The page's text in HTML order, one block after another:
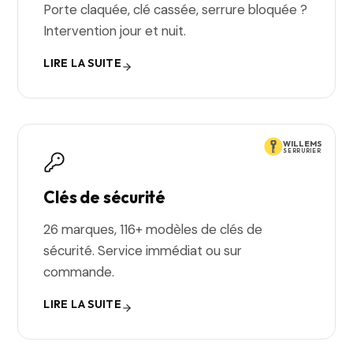
Porte claquée, clé cassée, serrure bloquée ?
Intervention jour et nuit.
LIRE LA SUITE
WILLEMS
SERRURIER
Clés de sécurité
26 marques, 116+ modèles de clés de
sécurité. Service immédiat ou sur
commande.
LIRE LA SUITE